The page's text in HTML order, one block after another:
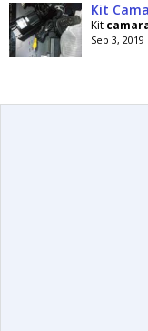
Kit
Kit
Sep 3, 2019